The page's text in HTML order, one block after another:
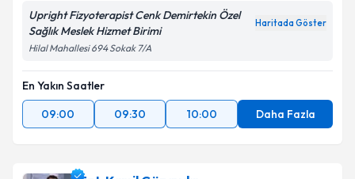
Kişisel verilerimin işlenmesine ilişkin
Aydınlatma
Metni'ni okudum ve kişisel verilerimin belirtilen
kapsamda işlenmesini kabul ediyorum.
Takvim Talebini Gönder
Upright Fizyoterapist Cenk Demirtekin Özel
Sağlık Meslek Hizmet Birimi
Haritada Göster
Hilal Mahallesi 694 Sokak 7/A
En Yakın Saatler
09:00
09:30 10:00 Daha Fazla